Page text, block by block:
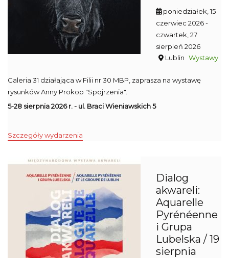
poniedziałek, 15
czerwiec 2026-
czwartek, 27
sierpień 2026
Lublin Wystawy
Galeria 31 działająca w Filii nr 30 MBP, zaprasza na wystawę
rysunków Anny Prokop "Spojrzenia".
5-28 sierpnia 2026 r. - ul. Braci Wieniawskich 5
Szczegóły wydarzenia
Dialog
akwareli:
Aquarelle
Pyrénéenne
i Grupa
Lubelska / 19
sierpnia